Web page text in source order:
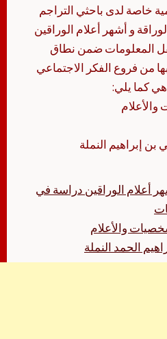
خاصة لدى باحثي التراجم
و أشهر أعلام الوراقين
المعلومات ضمن نطاق
من فروع الفكر الاجتماعي
هي كما يلي:
بن إبراهيم النملة
أعلام الوراقين دراسة في
والأعلام
الحمد النملة